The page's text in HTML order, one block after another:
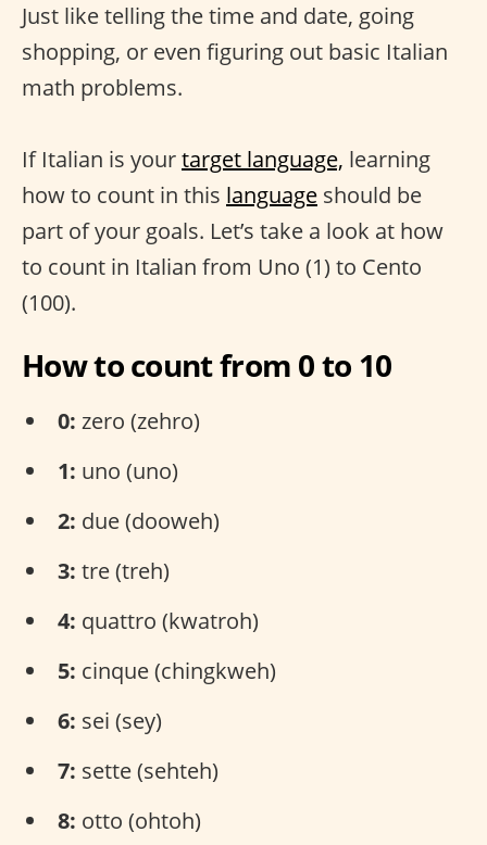
Just like telling the time and date, going
shopping, or even figuring out basic Italian
math problems.
If Italian is yourtarget language, learning
how to count in this language should be
part of your goals. Let’s take a look at how
to count in Italian from Uno (1) to Cento
(100).
How to count from 0 to 10
0: zero (zehro)
1: uno (uno)
2: due (dooweh)
3: tre (treh)
4: quattro (kwatroh)
5: cinque (chingkweh)
6: sei (sey)
7: sette (sehteh)
8: otto (ohtoh)